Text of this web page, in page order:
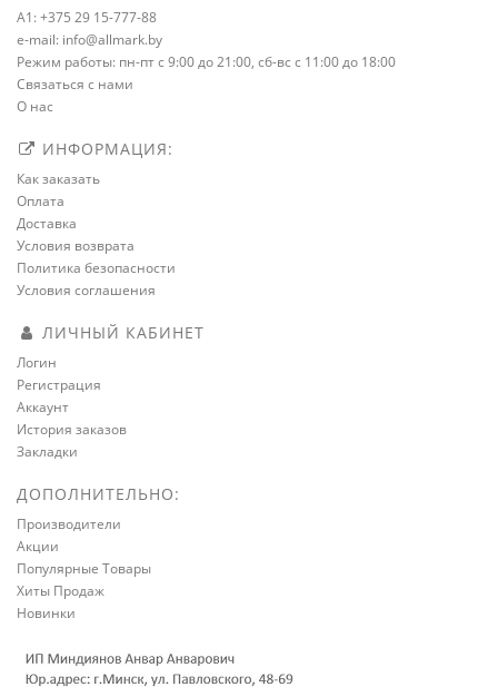
A1: +375 29 15-777-88
e-mail: info@allmark.by
Режим работы: пн-пт с 9:00 до 21:00, сб-вс с 11:00 до 18:00
Связаться с нами
О нас
ИНФОРМАЦИЯ:
Как заказать
Оплата
Доставка
Условия возврата
Политика безопасности
Условия соглашения
ЛИЧНЫЙ КАБИНЕТ
Логин
Регистрация
Аккаунт
История заказов
Закладки
ДОПОЛНИТЕЛЬНО:
Производители
Акции
Популярные Товары
Хиты Продаж
Новинки